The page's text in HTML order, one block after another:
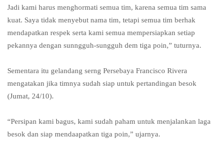
Jadi kami harus menghormati semua tim, karena semua tim sama
kuat. Saya tidak menyebut nama tim, tetapi semua tim berhak
mendapatkan respek serta kami semua mempersiapkan setiap
pekannya dengan sunngguh-sungguh dem tiga poin,” tuturnya.
Sementara itu gelandang serng Persebaya Francisco Rivera
mengatakan jika timnya sudah siap untuk pertandingan besok
(Jumat, 24/10).
“Persipan kami bagus, kami sudah paham untuk menjalankan laga
besok dan siap mendaapatkan tiga poin,” ujarnya.